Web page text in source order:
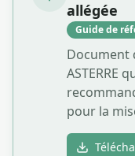
allégée
Guide de
Document
ASTERRE
pour la